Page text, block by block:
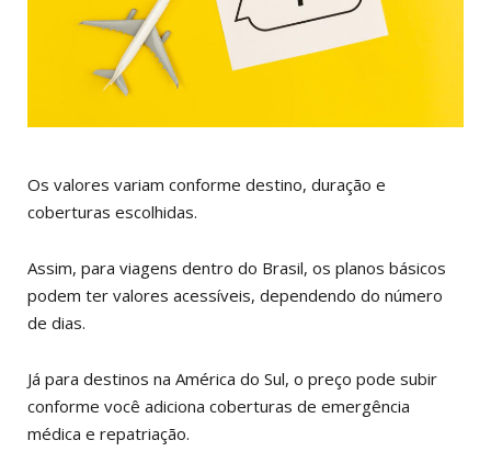
Os valores variam conforme destino, duração e
coberturas escolhidas.
Assim, para viagens dentro do Brasil, os planos básicos
podem ter valores acessíveis, dependendo do número
de dias.
Já para destinos na América do Sul, o preço pode subir
conforme você adiciona coberturas de emergência
médica e repatriação.